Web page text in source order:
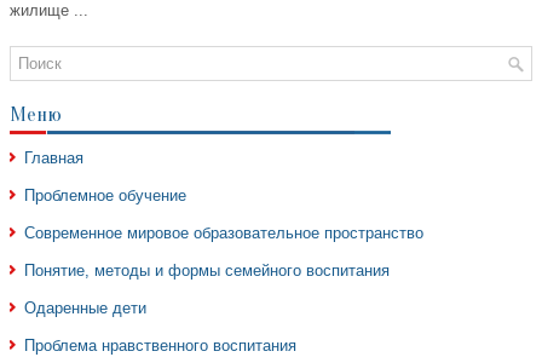
жилище ...
Меню
Главная
Проблемное обучение
Современное мировое образовательное пространство
Понятие, методы и формы семейного воспитания
Одаренные дети
Проблема нравственного воспитания